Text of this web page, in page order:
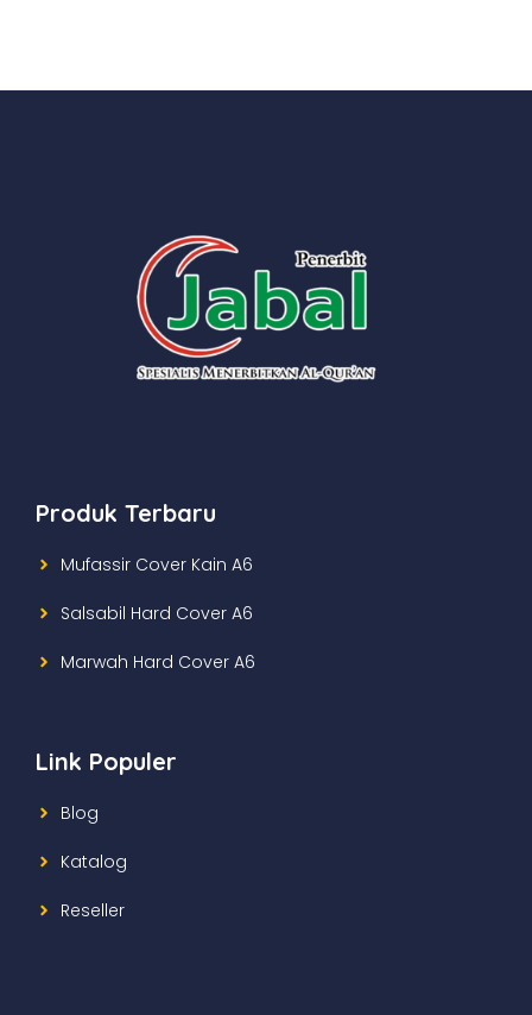
Produk Terbaru
Mufassir Cover Kain A6
Salsabil Hard Cover A6
Marwah Hard Cover A6
Link Populer
Blog
Katalog
Reseller